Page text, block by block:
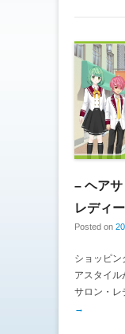
– ヘア
レディ
Posted on
ショッピ
アスタイル
サロン・レ
→